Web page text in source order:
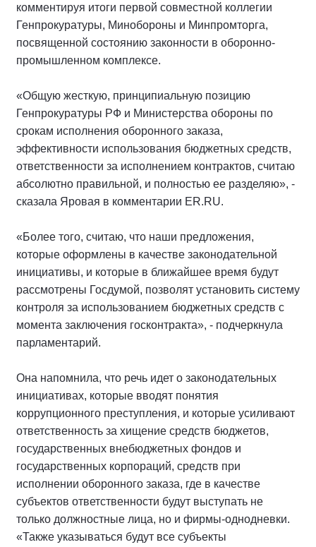
комментируя итоги первой совместной коллегии
Генпрокуратуры, Минобороны и Минпромторга,
посвященной состоянию законности в оборонно-
промышленном комплексе.
«Общую жесткую, принципиальную позицию
Генпрокуратуры РФ и Министерства обороны по
срокам исполнения оборонного заказа,
эффективности использования бюджетных средств,
ответственности за исполнением контрактов, считаю
абсолютно правильной, и полностью ее разделяю», -
сказала Яровая в комментарии ER.RU.
«Более того, считаю, что наши предложения,
которые оформлены в качестве законодательной
инициативы, и которые в ближайшее время будут
рассмотрены Госдумой, позволят установить систему
контроля за использованием бюджетных средств с
момента заключения госконтракта», - подчеркнула
парламентарий.
Она напомнила, что речь идет о законодательных
инициативах, которые вводят понятия
коррупционного преступления, и которые усиливают
ответственность за хищение средств бюджетов,
государственных внебюджетных фондов и
государственных корпораций, средств при
исполнении оборонного заказа, где в качестве
субъектов ответственности будут выступать не
только должностные лица, но и фирмы-однодневки.
«Также указываться будут все субъекты